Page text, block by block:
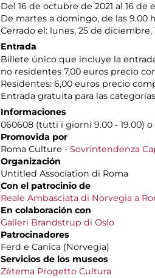
Del 16 de octubre de 2021 al 16 de
De martes a domingo, de las 9.00
Cerrado el: lunes, 25 de diciembre,
Entrada
Billete único que incluye la
no residentes 7,00 euros precio
Residentes: 6,00 euros precio
Entrada gratuita para las
Informaciones
060608 (tutti i giorni 9.00 - 19.00) o
Promovida por
Roma Culture - Sovrintendenza
Organización
Untitled Association di Roma
Con el patrocinio de
Reale Ambasciata di Norvegia a
En colaboración con
Galleri Brandstrup di Oslo
Patrocinadores
Ferd e Canica (Norvegia)
Servicios de los museos
Zètema Progetto Cultura